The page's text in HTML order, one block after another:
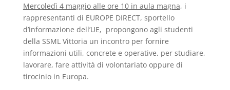
Mercoledì 4 maggio alle ore 10 in aula magna, i
rappresentanti di EUROPE DIRECT, sportello
d’informazione dell’UE, propongono agli studenti
della SSML Vittoria un incontro per fornire
informazioni utili, concrete e operative, per studiare,
lavorare, fare attività di volontariato oppure di
tirocinio in Europa.